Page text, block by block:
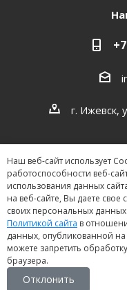
Наш веб-сайт использует
работоспособности веб-
использования данных
на веб-сайте, Вы даете свое
своих персональных данных
Политикой сайта в
данных, опубликованной
можете запретить
браузера.
Отклонить
г. Ижевск,